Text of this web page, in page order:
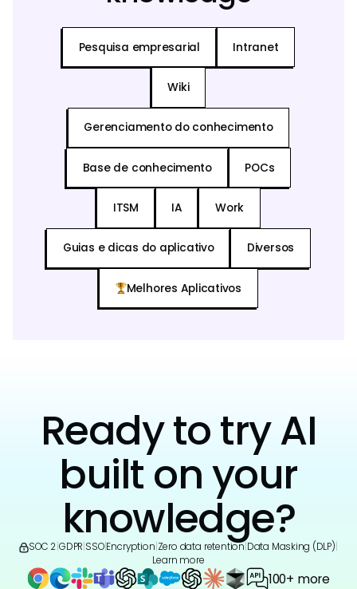
Pesquisa empresarial Intranet
Wiki
Gerenciamento do conhecimento
Base de conhecimento POCs
ITSM IA Work
Guias e dicas do aplicativo Diversos
Melhores Aplicativos
Ready to try AI
built on your
knowledge?
SOC 2 GDPR SSO|Encryption Zero data retention Data Masking (DLP)
Learn more
100+ more